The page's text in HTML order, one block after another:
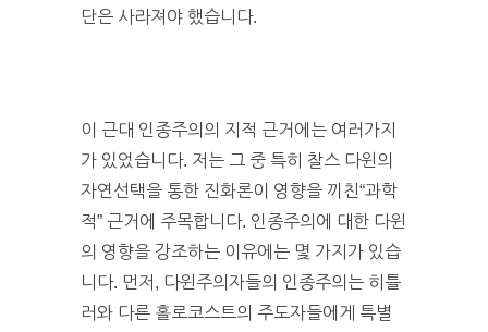
단은 사라져야 했습니다.
이 근대 인종주의의 지적 근거에는 여러가지
가 있었습니다. 저는 그 중 특히 찰스 다윈의
자연선택을 통한 진화론이 영향을 끼친“과학
적” 근거에 주목합니다. 인종주의에 대한 다윈
의 영향을 강조하는 이유에는 몇 가지가 있습
니다. 먼저, 다윈주의자들의 인종주의는 히틀
러와 다른 홀로코스트의 주도자들에게 특별